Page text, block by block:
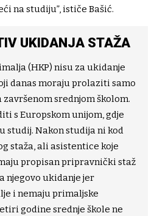
na studiju”, ističe Bašić.
UKIDANJA STAŽA
(HKP) nisu za ukidanje
danas moraju prolaziti samo
srednjom školom.
s Europskom unijom, gdje
studij. Nakon studija ni kod
staža, ali asistentice koje
propisan pripravnički staž
njegovo ukidanje jer
i nemaju primaljske
godine srednje škole ne